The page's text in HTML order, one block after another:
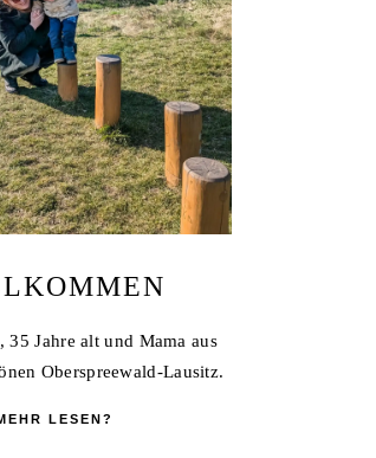
35 Jahre alt und Mama aus
Oberspreewald-Lausitz.
LESEN?